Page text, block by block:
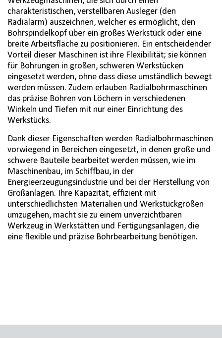
charakteristischen, verstellbaren Ausleger (den
Radialarm) auszeichnen, welcher es ermöglicht, den
Bohrspindelkopf über ein großes Werkstück oder eine
breite Arbeitsfläche zu positionieren. Ein entscheidender
Vorteil dieser Maschinen ist ihre Flexibilität; sie können
für Bohrungen in großen, schweren Werkstücken
eingesetzt werden, ohne dass diese umständlich bewegt
werden müssen. Zudem erlauben Radialbohrmaschinen
das präzise Bohren von Löchern in verschiedenen
Winkeln und Tiefen mit nur einer Einrichtung des
Werkstücks.
Dank dieser Eigenschaften werden Radialbohrmaschinen
vorwiegend in Bereichen eingesetzt, in denen große und
schwere Bauteile bearbeitet werden müssen, wie im
Maschinenbau, im Schiffbau, in der
Energieerzeugungsindustrie und bei der Herstellung von
Großanlagen. Ihre Kapazität, effizient mit
unterschiedlichsten Materialien und Werkstückgrößen
umzugehen, macht sie zu einem unverzichtbaren
Werkzeug in Werkstätten und Fertigungsanlagen, die
eine flexible und präzise Bohrbearbeitung benötigen.